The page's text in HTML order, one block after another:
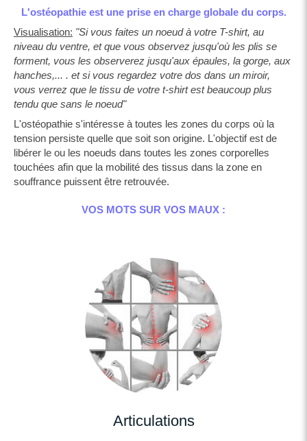
L'ostéopathie est une prise en charge globale du corps.
Visualisation: "Si vous faites un noeud à votre T-shirt, au
niveau du ventre, et que vous observez jusqu'où les plis se
forment, vous les observerez jusqu'aux épaules, la gorge, aux
hanches,... . et si vous regardez votre dos dans un miroir,
vous verrez que le tissu de votre t-shirt est beaucoup plus
tendu que sans le noeud"
L'ostéopathie s'intéresse à toutes les zones du corps où la
tension persiste quelle que soit son origine. L'objectif est de
libérer le ou les noeuds dans toutes les zones corporelles
touchées afin que la mobilité des tissus dans la zone en
souffrance puissent être retrouvée.
VOS MOTS SUR VOS MAUX :
Articulations